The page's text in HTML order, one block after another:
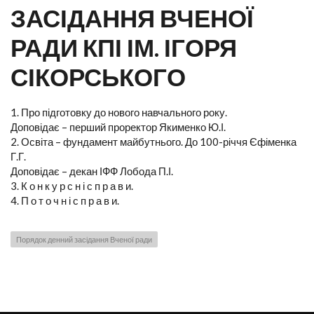
ЗАСІДАННЯ ВЧЕНОЇ
РАДИ КПІ ІМ. ІГОРЯ
СІКОРСЬКОГО
1. Про підготовку до нового навчального року.
Доповідає – перший проректор Якименко Ю.І.
2. Освіта – фундамент майбутнього. До 100-річчя Єфіменка
Г.Г.
Доповідає – декан ІФФ Лобода П.І.
3. К о н к у р с н і с п р а в и.
4. П о т о ч н і с п р а в и.
Порядок денний засідання Вченої ради